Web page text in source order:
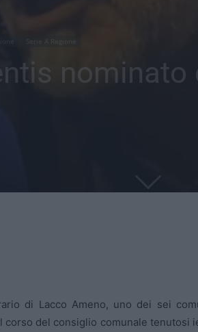
Serie A Regione
di Lacco Ameno, uno dei sei
corso del consiglio comunale tenutosi